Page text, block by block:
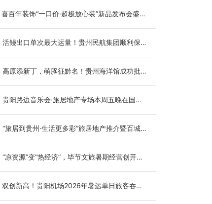
喜百年装饰“一口价·超极放心装”新品发布会盛大
活鳗出口单次最大运量！贵州民航集团顺利保障
高原添新丁，萌豚征黔名！贵州海洋馆成功批量
贵阳路边音乐会·旅居地产专场本周五晚在国际
“旅居到贵州·生活更多彩”旅居地产推介暨百城千
“凉资源”变“热经济”，毕节文旅暑期经营创开门
双创新高！贵阳机场2026年暑运单日旅客吞吐